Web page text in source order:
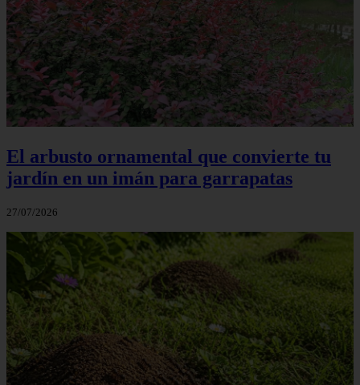
El arbusto ornamental que convierte tu
jardín en un imán para garrapatas
27/07/2026